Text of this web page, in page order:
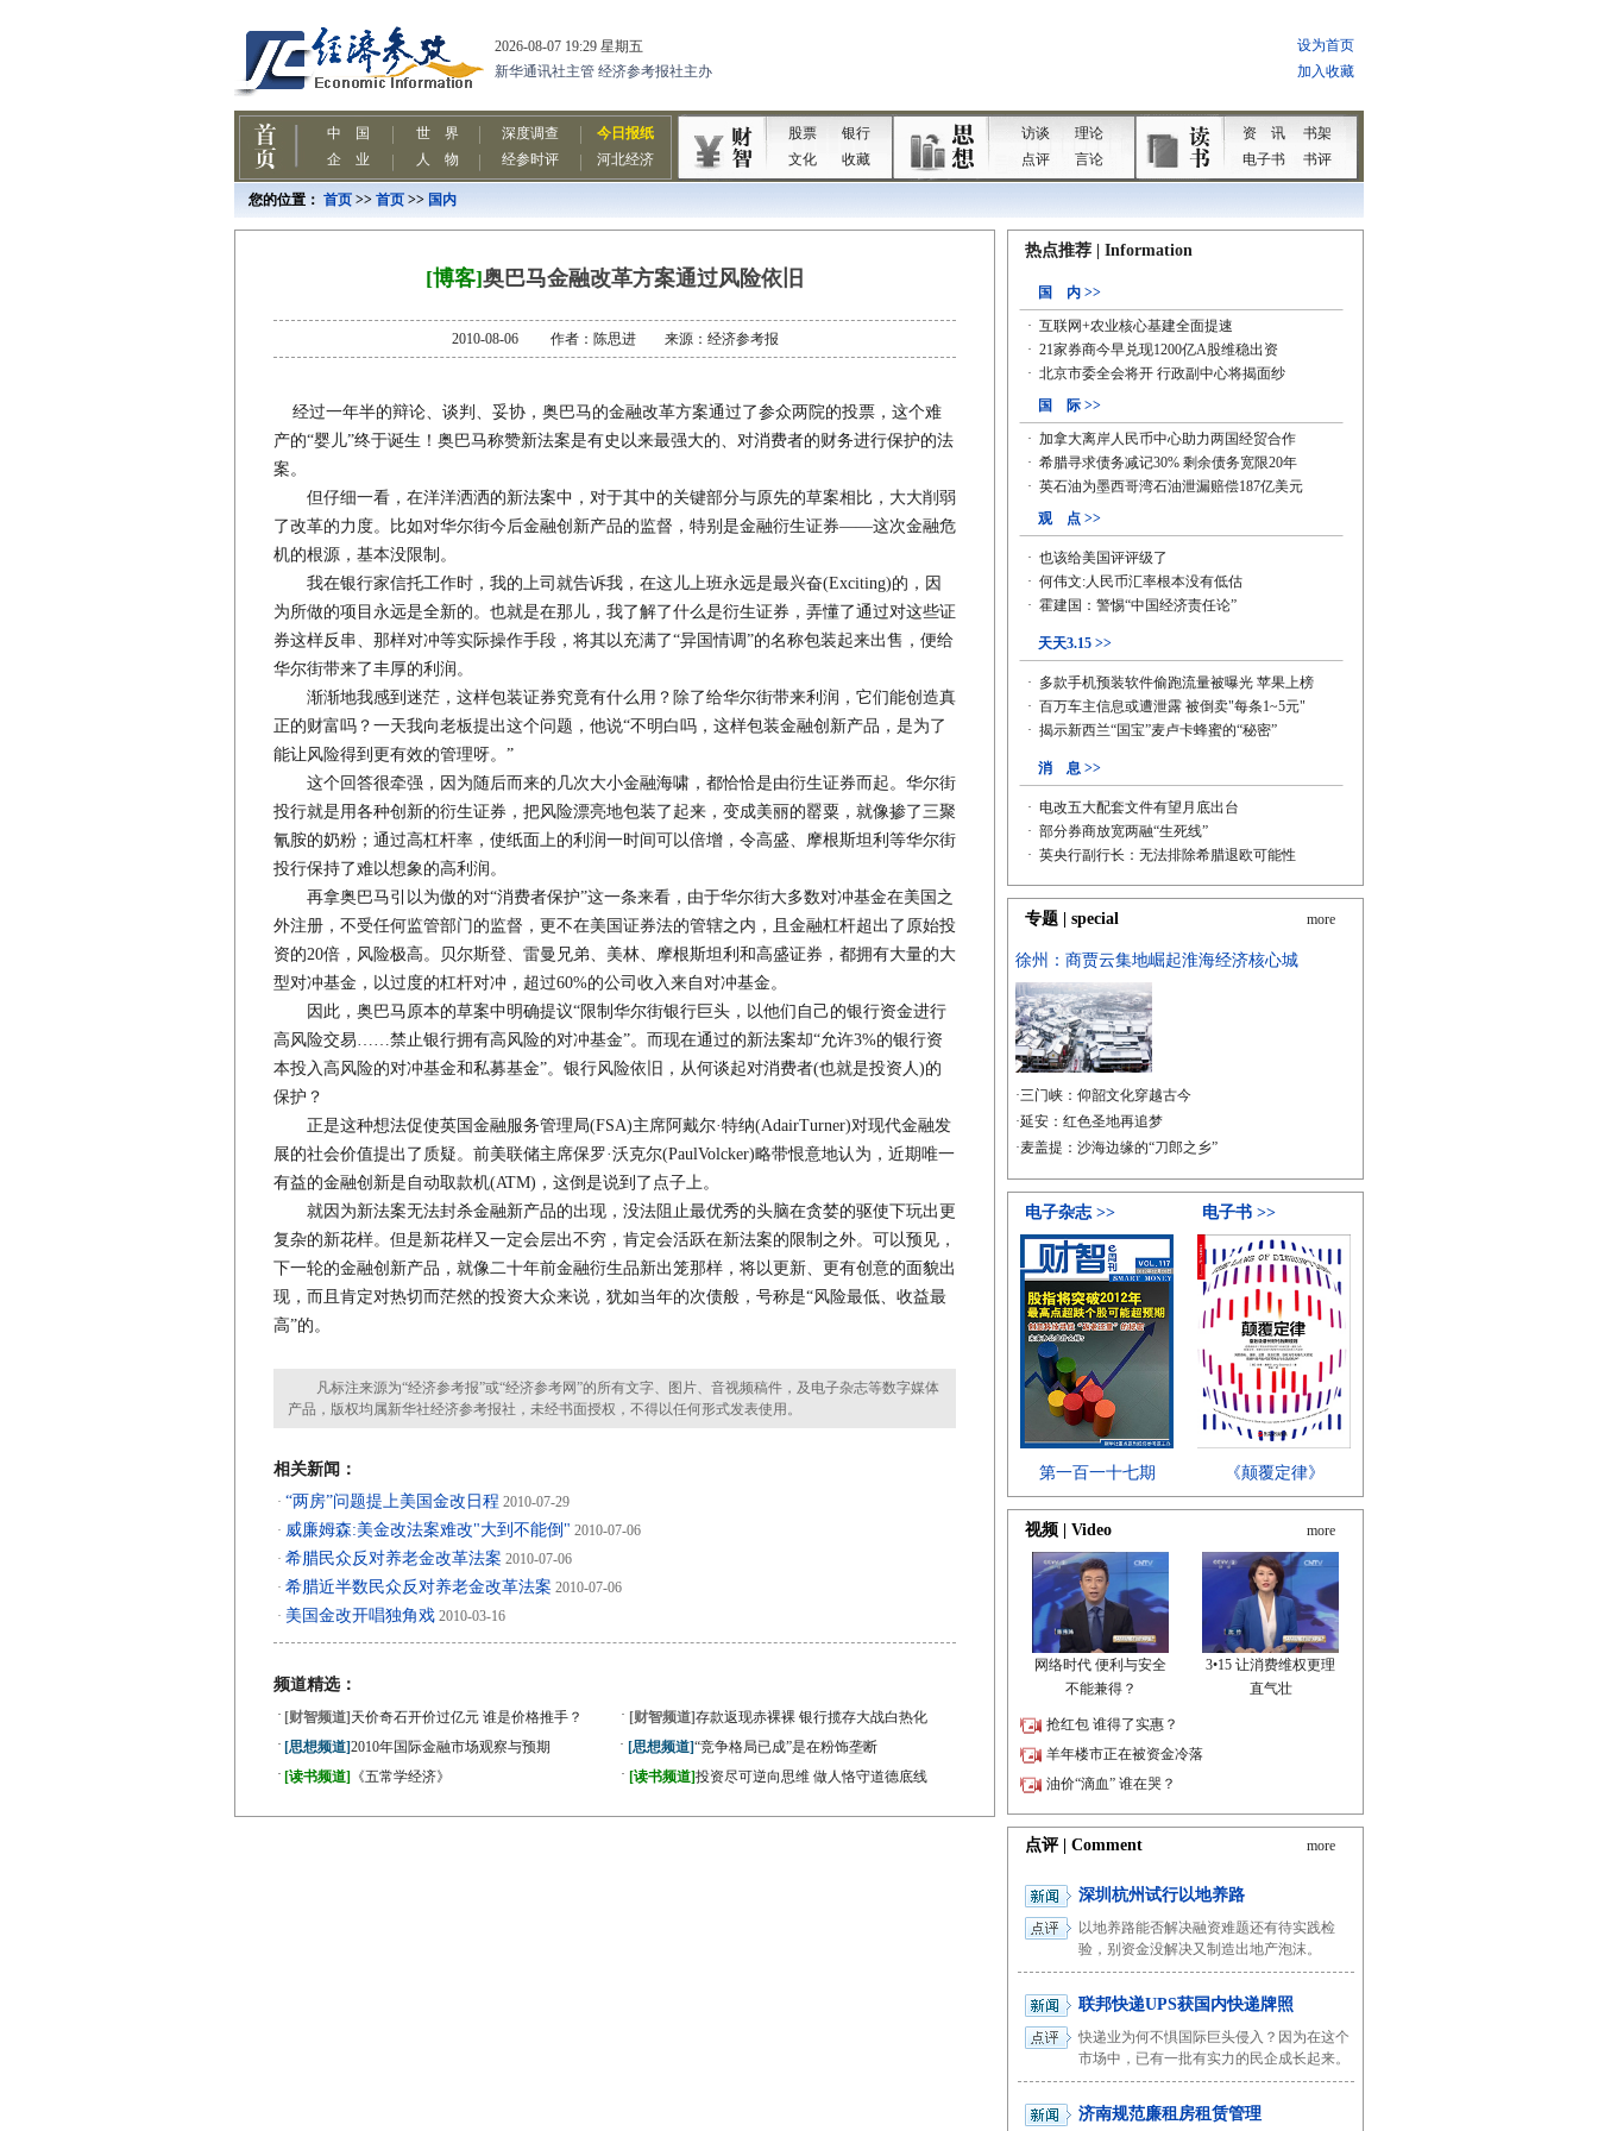
您的位置： 首页 >> 首页 >> 国内
[博客]奥巴马金融改革方案通过风险依旧
2010-08-06 作者：陈思进 来源：经济参考报
经过一年半的辩论、谈判、妥协，奥巴马的金融改革方案通过了参众两院的投票，这个难
产的“婴儿”终于诞生！奥巴马称赞新法案是有史以来最强大的、对消费者的财务进行保护的法
案。
但仔细一看，在洋洋洒洒的新法案中，对于其中的关键部分与原先的草案相比，大大削弱
了改革的力度。比如对华尔街今后金融创新产品的监督，特别是金融衍生证券——这次金融危
机的根源，基本没限制。
我在银行家信托工作时，我的上司就告诉我，在这儿上班永远是最兴奋(Exciting)的，因
为所做的项目永远是全新的。也就是在那儿，我了解了什么是衍生证券，弄懂了通过对这些证
券这样反串、那样对冲等实际操作手段，将其以充满了“异国情调”的名称包装起来出售，便给
华尔街带来了丰厚的利润。
渐渐地我感到迷茫，这样包装证券究竟有什么用？除了给华尔街带来利润，它们能创造真
正的财富吗？一天我向老板提出这个问题，他说“不明白吗，这样包装金融创新产品，是为了
能让风险得到更有效的管理呀。”
这个回答很牵强，因为随后而来的几次大小金融海啸，都恰恰是由衍生证券而起。华尔街
投行就是用各种创新的衍生证券，把风险漂亮地包装了起来，变成美丽的罂粟，就像掺了三聚
氰胺的奶粉；通过高杠杆率，使纸面上的利润一时间可以倍增，令高盛、摩根斯坦利等华尔街
投行保持了难以想象的高利润。
再拿奥巴马引以为傲的对“消费者保护”这一条来看，由于华尔街大多数对冲基金在美国之
外注册，不受任何监管部门的监督，更不在美国证券法的管辖之内，且金融杠杆超出了原始投
资的20倍，风险极高。贝尔斯登、雷曼兄弟、美林、摩根斯坦利和高盛证券，都拥有大量的大
型对冲基金，以过度的杠杆对冲，超过60%的公司收入来自对冲基金。
因此，奥巴马原本的草案中明确提议“限制华尔街银行巨头，以他们自己的银行资金进行
高风险交易……禁止银行拥有高风险的对冲基金”。而现在通过的新法案却“允许3%的银行资
本投入高风险的对冲基金和私募基金”。银行风险依旧，从何谈起对消费者(也就是投资人)的
保护？
正是这种想法促使英国金融服务管理局(FSA)主席阿戴尔·特纳(AdairTurner)对现代金融发
展的社会价值提出了质疑。前美联储主席保罗·沃克尔(PaulVolcker)略带恨意地认为，近期唯一
有益的金融创新是自动取款机(ATM)，这倒是说到了点子上。
就因为新法案无法封杀金融新产品的出现，没法阻止最优秀的头脑在贪婪的驱使下玩出更
复杂的新花样。但是新花样又一定会层出不穷，肯定会活跃在新法案的限制之外。可以预见，
下一轮的金融创新产品，就像二十年前金融衍生品新出笼那样，将以更新、更有创意的面貌出
现，而且肯定对热切而茫然的投资大众来说，犹如当年的次债般，号称是“风险最低、收益最
高”的。
凡标注来源为“经济参考报”或“经济参考网”的所有文字、图片、音视频稿件，及电子杂志等数字媒体
产品，版权均属新华社经济参考报社，未经书面授权，不得以任何形式发表使用。
相关新闻：
· “两房”问题提上美国金改日程 2010-07-29
· 威廉姆森:美金改法案难改"大到不能倒" 2010-07-06
· 希腊民众反对养老金改革法案 2010-07-06
· 希腊近半数民众反对养老金改革法案 2010-07-06
· 美国金改开唱独角戏 2010-03-16
频道精选：
· [财智频道] 天价奇石开价过亿元 谁是价格推手？ · [财智频道]存款返现赤裸裸 银行揽存大战白热化
· [思想频道]2010年国际金融市场观察与预期 · [思想频道]“竞争格局已成”是在粉饰垄断
· [读书频道] 《五常学经济》 · [读书频道]投资尽可逆向思维 做人恪守道德底线